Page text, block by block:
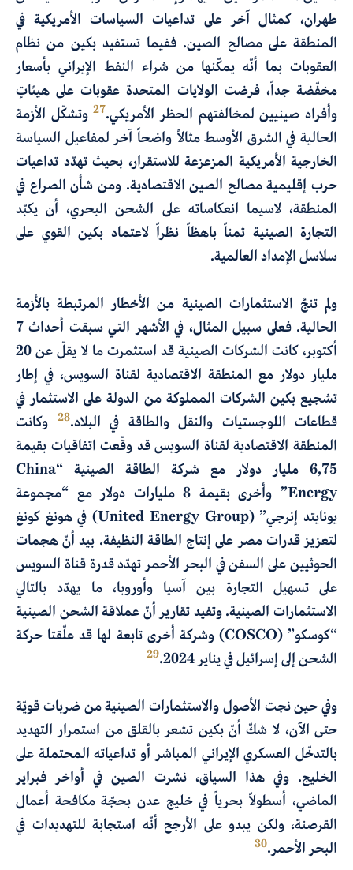
طهران، كمثال آخر على تداعيات السياسات الأمريكية في
المنطقة على مصالح الصين. ففيما تستفيد بكين من نظام
العقوبات بما أنّه يمكّنها من شراء النفط الإيراني بأسعار
مخفّضة جداً، فرضت الولايات المتحدة عقوبات على هيئاتٍ
وأفراد صينيين لمخالفتهم الحظر الأمريكي.27وتشكّل الأزمة
الحالية في الشرق الأوسط مثالاً واضحاً آخر لمفاعيل السياسة
الخارجية الأمريكية المزعزعة للاستقرار، بحيث تهدّد تداعيات
حرب إقليمية مصالح الصين الاقتصادية. ومن شأن الصراع في
المنطقة، لاسيما انعكاساته على الشحن البحري، أن يكبّد
التجارة الصينية ثمناً باهظاً نظراً لاعتماد بكين القوي على
سلاسل الإمداد العالمية.
ولم تنجُ الاستثمارات الصينية من الأخطار المرتبطة بالأزمة
الحالية. فعلى سبيل المثال، في الأشهر التي سبقت أحداث 7
أكتوبر، كانت الشركات الصينية قد استثمرت ما لا يقلّ عن 20
مليار دولار مع المنطقة الاقتصادية لقناة السويس، في إطار
تشجيع بكين الشركات المملوكة من الدولة على الاستثمار في
قطاعات اللوجستيات والنقل والطاقة في البلاد.28
وكانت
المنطقة الاقتصادية لقناة السويس قد وقّعت اتفاقيات بقيمة
6,75 مليار دولار مع شركة الطاقة الصينية “China
Energy” وأخرى بقيمة 8 مليارات دولار مع “مجموعة
يونايتد إنرجي” (United Energy Group) في هونغ كونغ
لتعزيز قدرات مصر على إنتاج الطاقة النظيفة. بيد أنّ هجمات
الحوثيين على السفن في البحر الأحمر تهدّد قدرة قناة السويس
على تسهيل التجارة بين آسيا وأوروبا، ما يهدّد بالتالي
الاستثمارات الصينية. وتفيد تقارير أنّ عملاقة الشحن الصينية
“كوسكو” (COSCO) وشركة أخرى تابعة لها قد علّقتا حركة
الشحن إلى إسرائيل في يناير
29.2024
وفي حين نجت الأصول والاستثمارات الصينية من ضربات قويّة
حتى الآن، لا شكّ أنّ بكين تشعر بالقلق من استمرار التهديد
بالتدخّل العسكري الإيراني المباشر أو تداعياته المحتملة على
الخليج. وفي هذا السياق، نشرت الصين في أواخر فبراير
الماضي، أسطولاً بحرياً في خليج عدن بحجّة مكافحة أعمال
القرصنة، ولكن يبدو على الأرجح أنّه استجابة للتهديدات في
البحر الأحمر.30